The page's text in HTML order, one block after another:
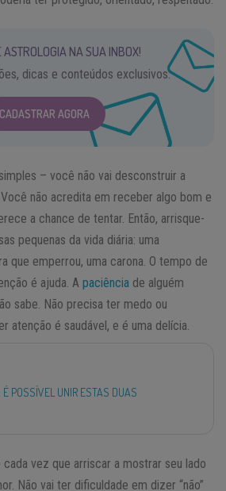
ASTROLOGIA NA SUA INBOX!
dicas e conteúdos exclusivos.
CADASTRAR AGORA
– você não vai desconstruir a
não acredita em receber algo bom e
a chance de tentar. Então, arrisque-
pequenas da vida diária: uma
que emperrou, uma carona. O tempo de
é ajuda. A paciência de alguém
sabe. Não precisa ter medo ou
atenção é saudável, e é uma delícia.
POSSÍVEL UNIR ESTAS DUAS
vez que arriscar a mostrar seu lado
Não vai ter dificuldade em dizer “não”